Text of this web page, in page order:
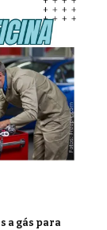
a gás para